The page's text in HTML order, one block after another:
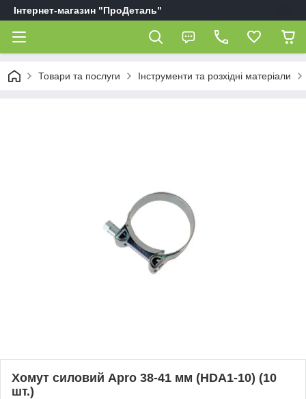
Інтернет-магазин "ПроДеталь"
Товари та послуги Інструменти та розхідні матеріали
Хомут силовий Apro 38-41 мм (HDA1-10) (10
шт.)